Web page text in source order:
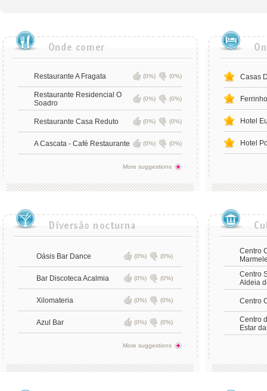
Restaurante A Fragata (0%) (0%)
Restaurante Residencial O
Soadro
(0%) (0%)
Restaurante Casa Reduto (0%) (0%)
A Cascata - Café Restaurante (0%) (0%)
More suggestions
Casas
Ferrinho
Hotel
Hotel
Oásis Bar Dance (0%) (0%)
Bar Discoteca Acalmia (0%) (0%)
Xilomateria (0%) (0%)
Azul Bar (0%) (0%)
More suggestions
Centro
Centro
Aldeia
Centro
Centro
Estar